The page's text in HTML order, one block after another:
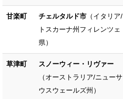
甘楽町 チェルタルド市 （イタリア/
トスカーナ州フィレンツェ
県）
草津町
スノーウィー・リヴァー
（オーストラリア/ニューサ
ウスウェールズ州）